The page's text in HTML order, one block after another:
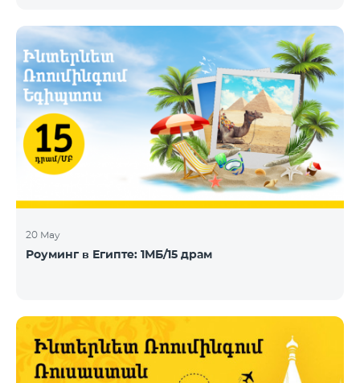
заключении нового контракта с Telecom Armenia,
поставщиком услуг IPTV и OTT под брендом
Beeline, который запускает обновленный пакет
телевизионных услуг на рынке Армении.
Компания Telecom Armenia приняла решение
модернизировать существующую систему. Нам
требовалась производительная, масштабируемая
инфраструктура для пр
20 May
Роуминг в Египте: 1МБ/15 драм